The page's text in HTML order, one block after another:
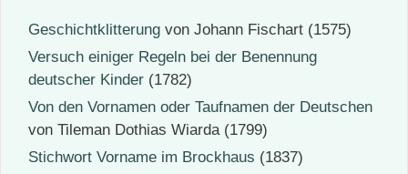
Geschichtklitterung von Johann Fischart (1575)
Versuch einiger Regeln bei der Benennung
deutscher Kinder (1782)
Von den Vornamen oder Taufnamen der Deutschen
von Tileman Dothias Wiarda (1799)
Stichwort Vorname im Brockhaus (1837)